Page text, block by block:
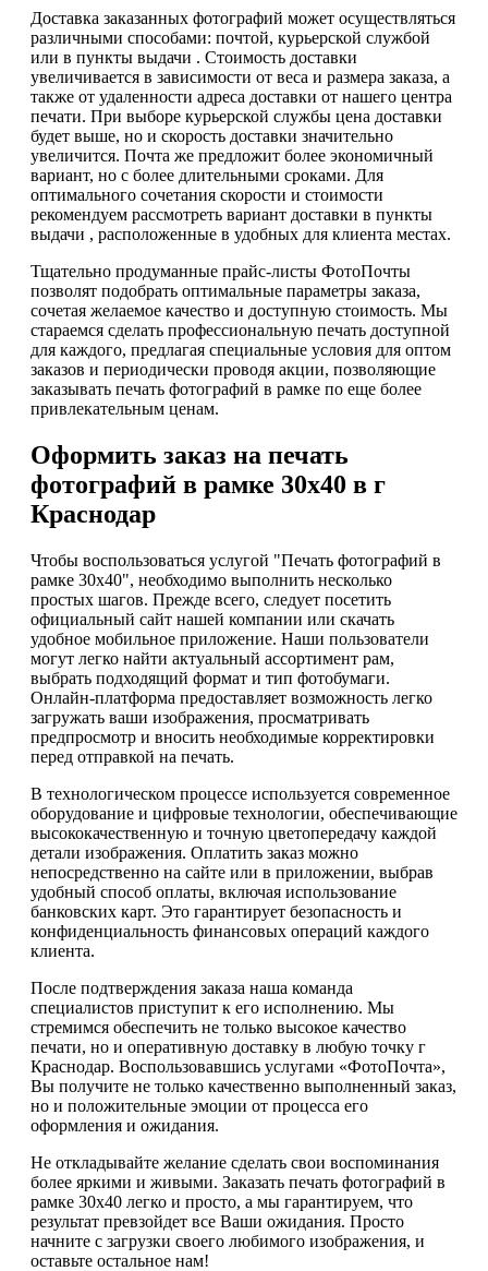
Доставка заказанных фотографий может осуществляться
различными способами: почтой, курьерской службой
или в пункты выдачи . Стоимость доставки
увеличивается в зависимости от веса и размера заказа, а
также от удаленности адреса доставки от нашего центра
печати. При выборе курьерской службы цена доставки
будет выше, но и скорость доставки значительно
увеличится. Почта же предложит более экономичный
вариант, но с более длительными сроками. Для
оптимального сочетания скорости и стоимости
рекомендуем рассмотреть вариант доставки в пункты
выдачи , расположенные в удобных для клиента местах.
Тщательно продуманные прайс-листы ФотоПочты
позволят подобрать оптимальные параметры заказа,
сочетая желаемое качество и доступную стоимость. Мы
стараемся сделать профессиональную печать доступной
для каждого, предлагая специальные условия для оптом
заказов и периодически проводя акции, позволяющие
заказывать печать фотографий в рамке по еще более
привлекательным ценам.
Оформить заказ на печать
фотографий в рамке 30х40 в г
Краснодар
Чтобы воспользоваться услугой "Печать фотографий в
рамке 30х40", необходимо выполнить несколько
простых шагов. Прежде всего, следует посетить
официальный сайт нашей компании или скачать
удобное мобильное приложение. Наши пользователи
могут легко найти актуальный ассортимент рам,
выбрать подходящий формат и тип фотобумаги.
Онлайн-платформа предоставляет возможность легко
загружать ваши изображения, просматривать
предпросмотр и вносить необходимые корректировки
перед отправкой на печать.
В технологическом процессе используется современное
оборудование и цифровые технологии, обеспечивающие
высококачественную и точную цветопередачу каждой
детали изображения. Оплатить заказ можно
непосредственно на сайте или в приложении, выбрав
удобный способ оплаты, включая использование
банковских карт. Это гарантирует безопасность и
конфиденциальность финансовых операций каждого
клиента.
После подтверждения заказа наша команда
специалистов приступит к его исполнению. Мы
стремимся обеспечить не только высокое качество
печати, но и оперативную доставку в любую точку г
Краснодар. Воспользовавшись услугами «ФотоПочта»,
Вы получите не только качественно выполненный заказ,
но и положительные эмоции от процесса его
оформления и ожидания.
Не откладывайте желание сделать свои воспоминания
более яркими и живыми. Заказать печать фотографий в
рамке 30х40 легко и просто, а мы гарантируем, что
результат превзойдет все Ваши ожидания. Просто
начните с загрузки своего любимого изображения, и
оставьте остальное нам!